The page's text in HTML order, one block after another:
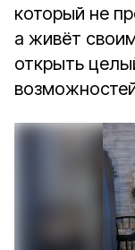
который не
а живёт
открыть